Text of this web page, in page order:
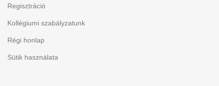
Regisztráció
Kollégiumi szabályzatunk
Régi honlap
Sütik használata